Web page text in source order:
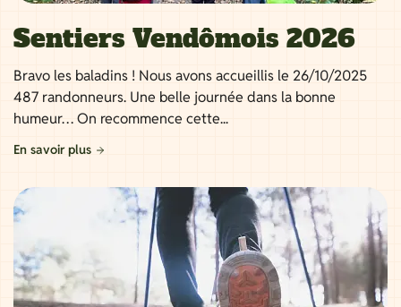
Sentiers Vendômois 2026
Bravo les baladins ! Nous avons accueillis le 26/10/2025
487 randonneurs. Une belle journée dans la bonne
humeur… On recommence cette...
En savoir plus